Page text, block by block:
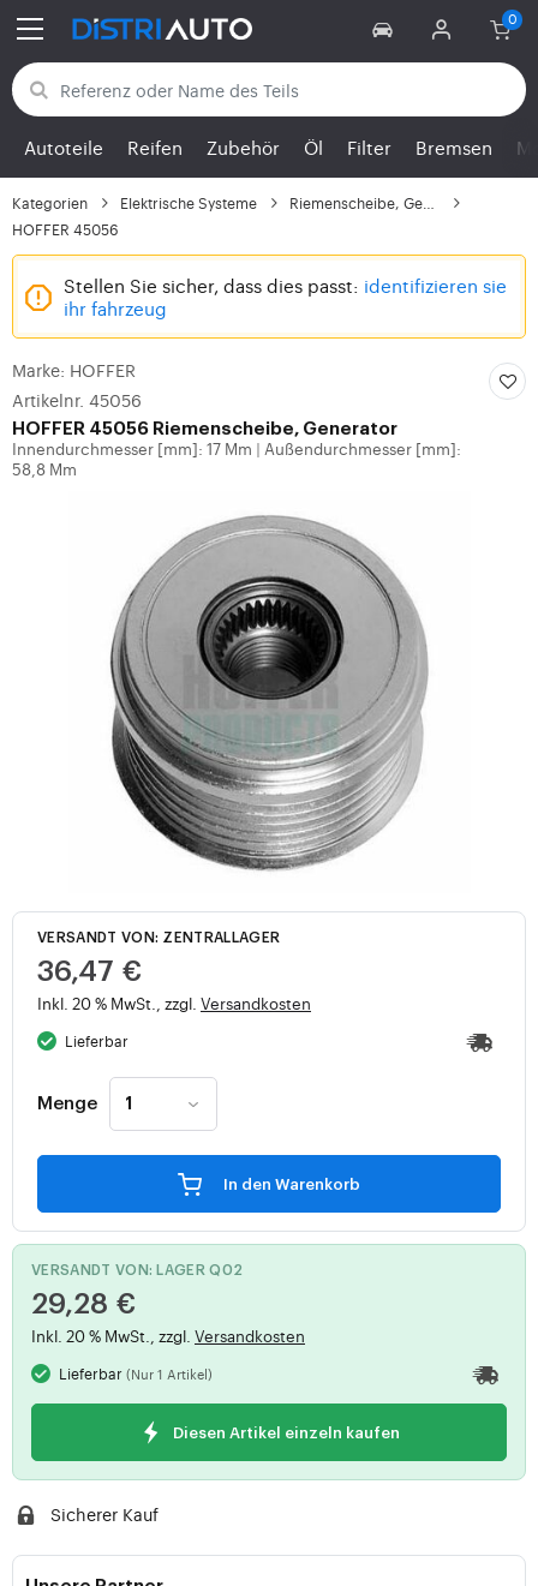
Zurück zu den Kategorien
Autoteile Reifen Zubehör Öl Filter Bremsen
Kategorien Elektrische Systeme
HOFFER 45056
Stellen Sie sicher, dass dies passt: identifizieren sie
ihr fahrzeug
Marke: HOFFER
Artikelnr. 45056
HOFFER 45056 Riemenscheibe, Generator
Innendurchmesser [mm]: 17 Mm
Außendurchmesser [mm]:
58,8 Mm
VERSANDT VON: ZENTRALLAGER
36,47 €
Inkl. 20 % MwSt., zzgl. Versandkosten
Lieferbar
Menge
In den Warenkorb
VERSANDT VON: LAGER Q02
29,28 €
Inkl. 20 % MwSt., zzgl. Versandkosten
Lieferbar(Nur 1 Artikel)
Diesen Artikel einzeln kaufen
Sicherer Kauf